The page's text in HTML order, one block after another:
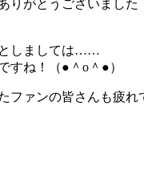
りがとうございました
としましては……
すね！（●＾o＾●）
ファンの皆さんも疲